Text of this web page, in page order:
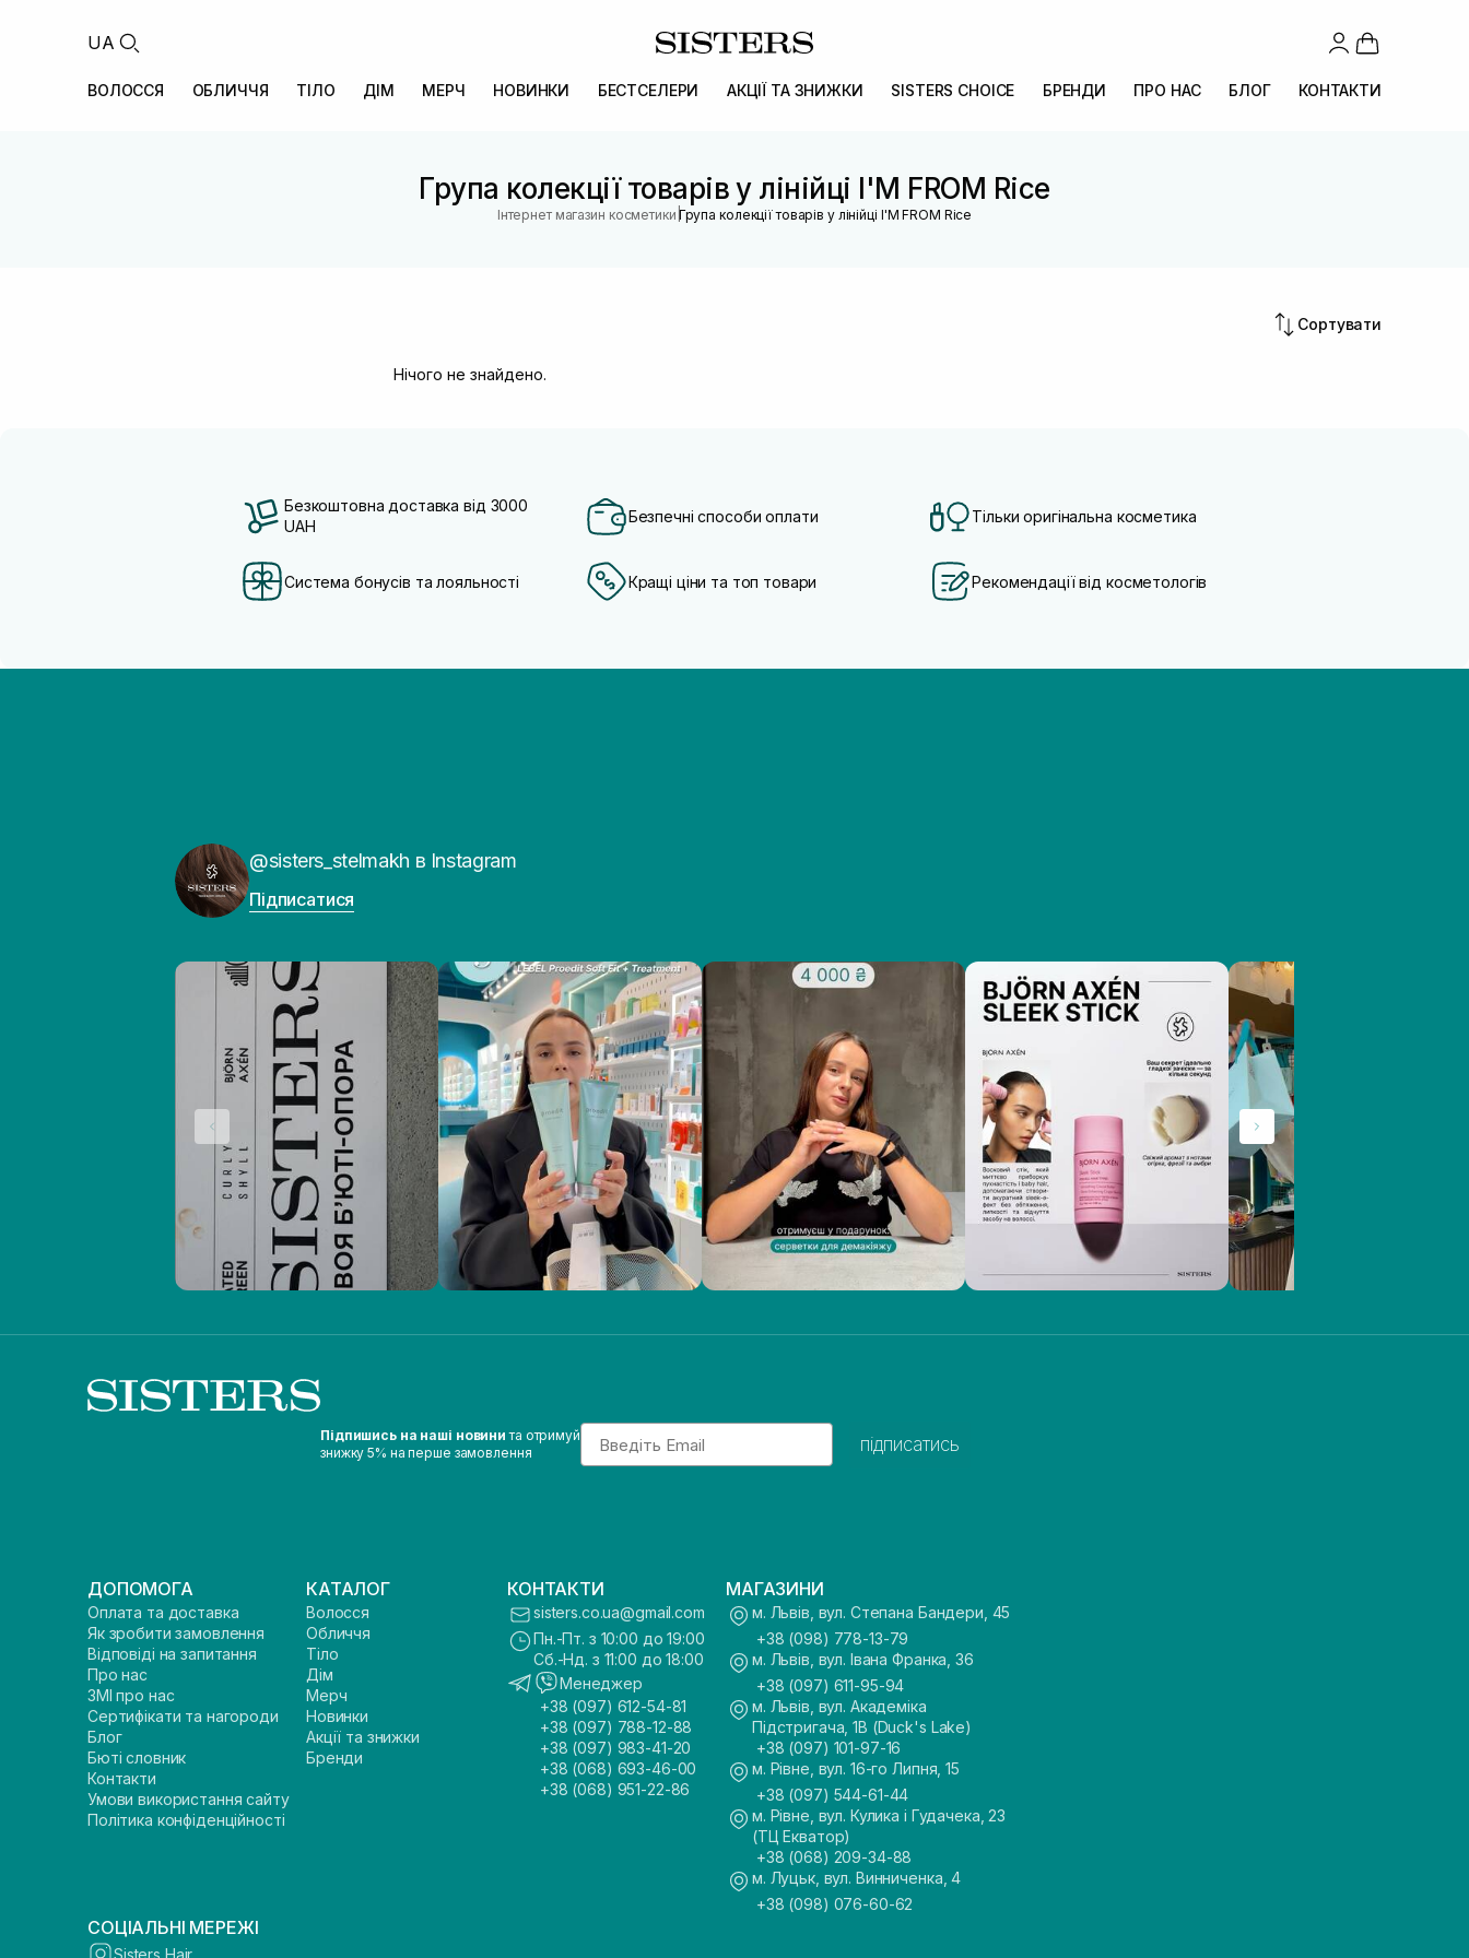
UA
ВОЛОССЯ ОБЛИЧЧЯ ТІЛО ДІМ МЕРЧ НОВИНКИ БЕСТСЕЛЕРИ АКЦІЇ ТА ЗНИЖКИ SISTERS CHOICE БРЕНДИ ПРО НАС БЛОГ КОНТАКТИ
Група колекції товарів у лінійці I'M FROM Rice
Інтернет магазин косметики |Група колекції товарів у лінійці I'M FROM Rice
Сортувати
Нічого не знайдено.
Безкоштовна доставка від 3000
UAH
Безпечні способи оплати Тільки оригінальна косметика
Система бонусів та лояльності Кращі ціни та топ товари Рекомендації від косметологів
@sisters_stelmakh в Instagram
Підписатися
Підпишись на наші новини та отримуй
знижку 5% на перше замовлення
Email
підписатись
ДОПОМОГА
Оплата та доставка
Як зробити замовлення
Відповіді на запитання
Про нас
ЗМІ про нас
Сертифікати та нагороди
Блог
Бюті словник
Контакти
Умови використання сайту
Політика конфіденційності
КАТАЛОГ
Волосся
Обличчя
Тіло
Дім
Мерч
Новинки
Акції та знижки
Бренди
КОНТАКТИ
sisters.co.ua@gmail.com
Пн.-Пт. з 10:00 до 19:00
Сб.-Нд. з 11:00 до 18:00
Менеджер
+38 (097) 612-54-81
+38 (097) 788-12-88
+38 (097) 983-41-20
+38 (068) 693-46-00
+38 (068) 951-22-86
МАГАЗИНИ
м. Львів, вул. Степана Бандери, 45
+38 (098) 778-13-79
м. Львів, вул. Івана Франка, 36
+38 (097) 611-95-94
м. Львів, вул. Академіка
Підстригача, 1В (Duck's Lake)
+38 (097) 101-97-16
м. Рівне, вул. 16-го Липня, 15
+38 (097) 544-61-44
м. Рівне, вул. Кулика і Гудачека, 23
(ТЦ Екватор)
+38 (068) 209-34-88
м. Луцьк, вул. Винниченка, 4
+38 (098) 076-60-62
СОЦІАЛЬНІ МЕРЕЖІ
Sisters Hair